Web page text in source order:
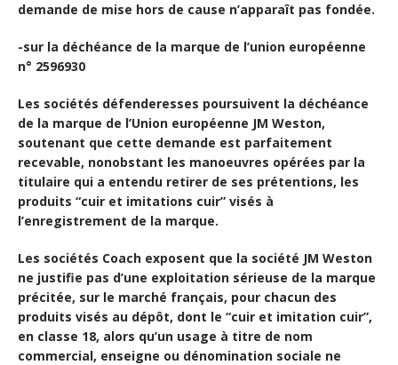
demande de mise hors de cause n’apparaît pas fondée.
-sur la déchéance de la marque de l’union européenne
n° 2596930
Les sociétés défenderesses poursuivent la déchéance
de la marque de l’Union européenne JM Weston,
soutenant que cette demande est parfaitement
recevable, nonobstant les manoeuvres opérées par la
titulaire qui a entendu retirer de ses prétentions, les
produits “cuir et imitations cuir” visés à
l’enregistrement de la marque.
Les sociétés Coach exposent que la société JM Weston
ne justifie pas d’une exploitation sérieuse de la marque
précitée, sur le marché français, pour chacun des
produits visés au dépôt, dont le “cuir et imitation cuir”,
en classe 18, alors qu’un usage à titre de nom
commercial, enseigne ou dénomination sociale ne